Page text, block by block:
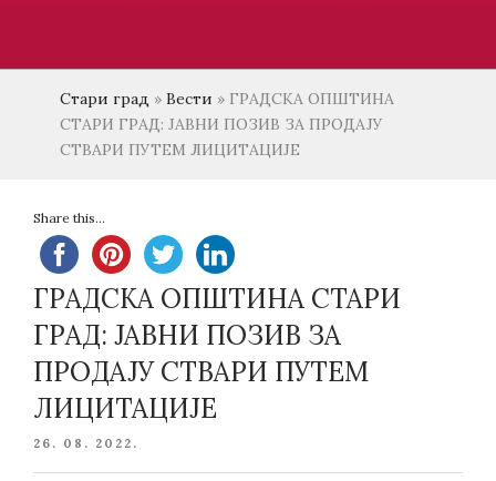
Стари град » Вести » ГРАДСКА ОПШТИНА
СТАРИ ГРАД: ЈАВНИ ПОЗИВ ЗА ПРОДАЈУ
СТВАРИ ПУТЕМ ЛИЦИТАЦИЈЕ
Share this...
ГРАДСКА ОПШТИНА СТАРИ
ГРАД: ЈАВНИ ПОЗИВ ЗА
ПРОДАЈУ СТВАРИ ПУТЕМ
ЛИЦИТАЦИЈЕ
POSTED
26. 08. 2022.